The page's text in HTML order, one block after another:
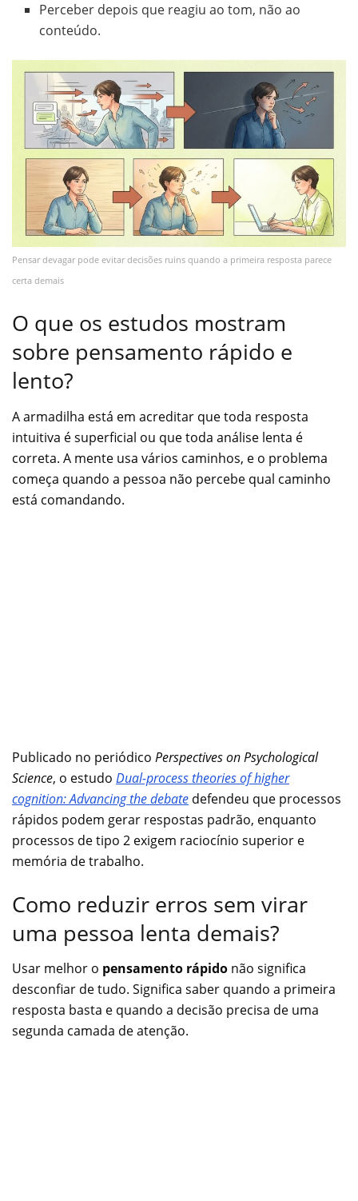
Perceber depois que reagiu ao tom, não ao
conteúdo.
Pensar devagar pode evitar decisões ruins quando a primeira resposta parece
certa demais
O que os estudos mostram
sobre pensamento rápido e
lento?
A armadilha está em acreditar que toda resposta
intuitiva é superficial ou que toda análise lenta é
correta. A mente usa vários caminhos, e o problema
começa quando a pessoa não percebe qual caminho
está comandando.
Publicado no periódico Perspectives on Psychological
Science, o estudo Dual-process theories of higher
cognition: Advancing the debate defendeu que processos
rápidos podem gerar respostas padrão, enquanto
processos de tipo 2 exigem raciocínio superior e
memória de trabalho.
Como reduzir erros sem virar
uma pessoa lenta demais?
Usar melhor o pensamento rápido não significa
desconfiar de tudo. Significa saber quando a primeira
resposta basta e quando a decisão precisa de uma
segunda camada de atenção.